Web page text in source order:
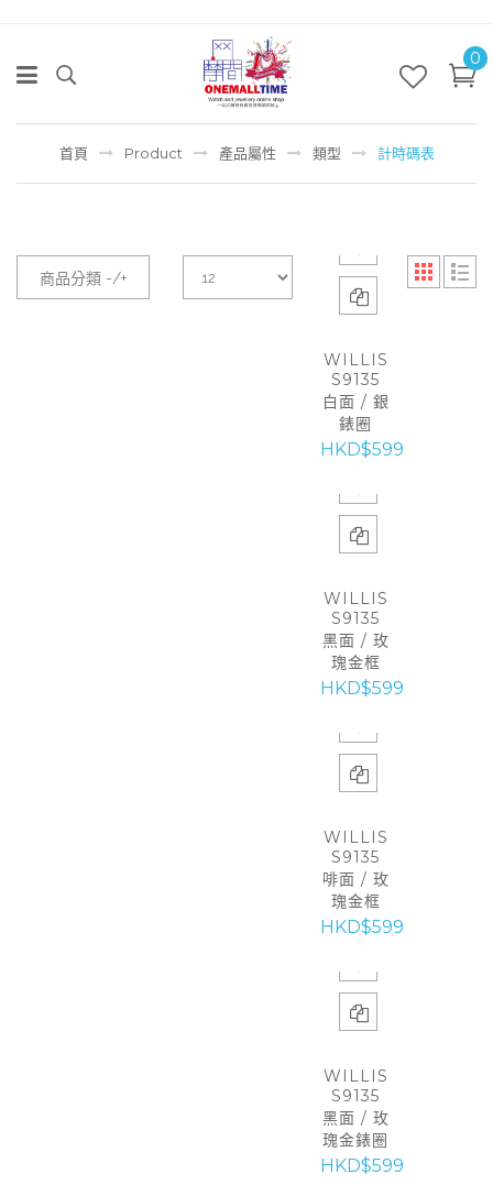
0
首頁 Product 產品屬性 類型 計時碼表
商品分類 -/+
WILLIS
S9135
白面 / 銀
錶圈
HKD$599
WILLIS
S9135
黑面 / 玫
瑰金框
HKD$599
WILLIS
S9135
啡面 / 玫
瑰金框
HKD$599
WILLIS
S9135
黑面 / 玫
瑰金錶圈
HKD$599